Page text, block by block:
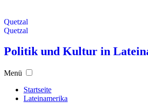
Quetzal
Quetzal
Politik und Kultur in
Menü
Startseite
Lateinamerika